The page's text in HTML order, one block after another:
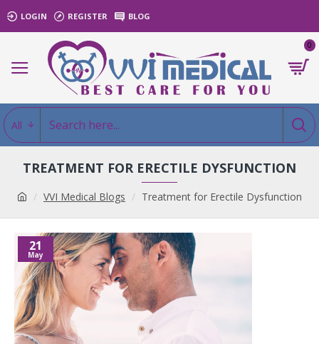
LOGIN REGISTER BLOG
0
All
VVI Medical Blogs Treatment for Erectile Dysfunction
TREATMENT FOR ERECTILE DYSFUNCTION
21
May